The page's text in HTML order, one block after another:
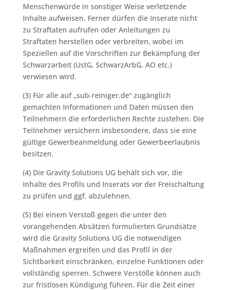
Menschenwürde in sonstiger Weise verletzende
Inhalte aufweisen. Ferner dürfen die Inserate nicht
zu Straftaten aufrufen oder Anleitungen zu
Straftaten herstellen oder verbreiten, wobei im
Speziellen auf die Vorschriften zur Bekämpfung der
Schwarzarbeit (UstG, SchwarzArbG, AO etc.)
verwiesen wird.
(3) Für alle auf „sub-reiniger.de“ zugänglich
gemachten Informationen und Daten müssen den
Teilnehmern die erforderlichen Rechte zustehen. Die
Teilnehmer versichern insbesondere, dass sie eine
gültige Gewerbeanmeldung oder Gewerbeerlaubnis
besitzen.
(4) Die Gravity Solutions UG behält sich vor, die
Inhalte des Profils und Inserats vor der Freischaltung
zu prüfen und ggf. abzulehnen.
(5) Bei einem Verstoß gegen die unter den
vorangehenden Absätzen formulierten Grundsätze
wird die Gravity Solutions UG die notwendigen
Maßnahmen ergreifen und das Profil in der
Sichtbarkeit einschränken, einzelne Funktionen oder
vollständig sperren. Schwere Verstöße können auch
zur fristlosen Kündigung führen. Für die Zeit einer